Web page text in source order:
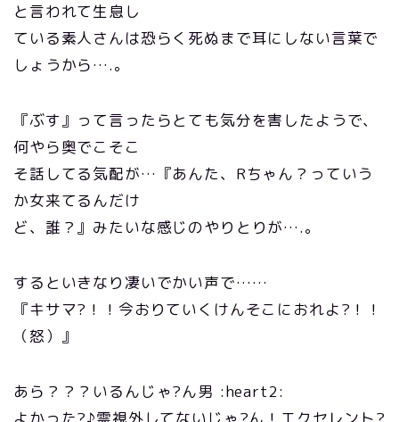
と言われて生息し
ている素人さんは恐らく死ぬまで耳にしない言葉で
しょうから….。
『ぶす』って言ったらとても気分を害したようで、
何やら奥でこそこ
そ話してる気配が…『あんた、Rちゃん？っていう
か女来てるんだけ
ど、誰？』みたいな感じのやりとりが….。
するといきなり凄いでかい声で……
『キサマ?！！今おりていくけんそこにおれよ?！！
（怒）』
あら？？？いるんじゃ?ん男 :heart2: